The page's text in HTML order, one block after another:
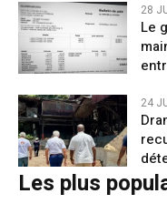
28
Le
24
Les plus